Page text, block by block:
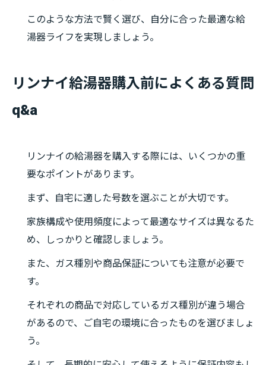
このような方法で賢く選び、自分に合った最適な給
湯器ライフを実現しましょう。
リンナイ給湯器購入前によくある質問
q&a
リンナイの給湯器を購入する際には、いくつかの重
要なポイントがあります。
まず、自宅に適した号数を選ぶことが大切です。
家族構成や使用頻度によって最適なサイズは異なるた
め、しっかりと確認しましょう。
また、ガス種別や商品保証についても注意が必要で
す。
それぞれの商品で対応しているガス種別が違う場合
があるので、ご自宅の環境に合ったものを選びましょ
う。